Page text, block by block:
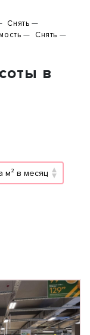
Снять
Снять
в
м² в месяц